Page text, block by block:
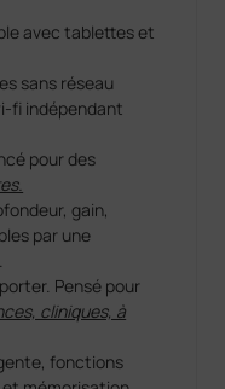
avec tablettes et
sans réseau
fi indépendant
pour des
gain,
par une
Pensé pour
cliniques, à
fonctions